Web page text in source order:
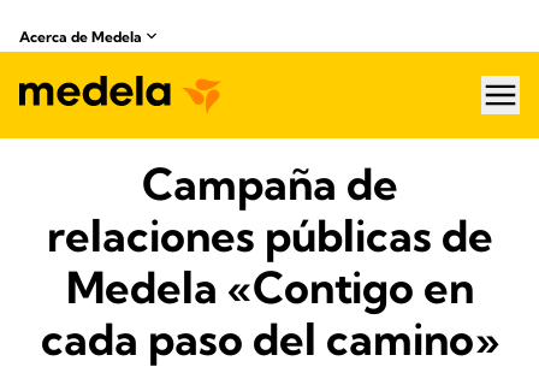
Acerca de Medela
Campaña de
relaciones públicas de
Medela «Contigo en
cada paso del camino»